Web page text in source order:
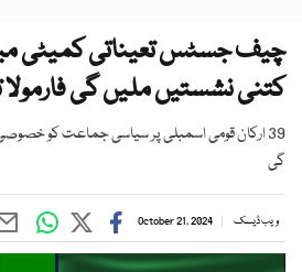
چیف جسٹس تعیناتی کمیٹی
کتنی نشستیں ملیں گی فارمولا
39 ارکان قومی اسمبلی پر سیاسی جماعت کو
گی
ویب ڈیسک October 21, 2024